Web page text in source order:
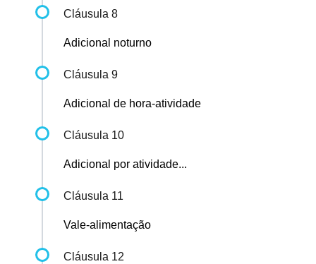
Cláusula 8
Adicional noturno
Cláusula 9
Adicional de hora-atividade
Cláusula 10
Adicional por atividade...
Cláusula 11
Vale-alimentação
Cláusula 12